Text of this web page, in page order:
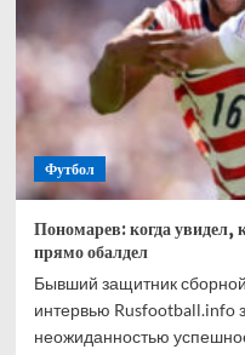
больше
похожи
товарищеские
Футбол
Пономарев: когда
прямо обалдел
Бывший защитник
интервью Rusfootball.info
неожиданностью